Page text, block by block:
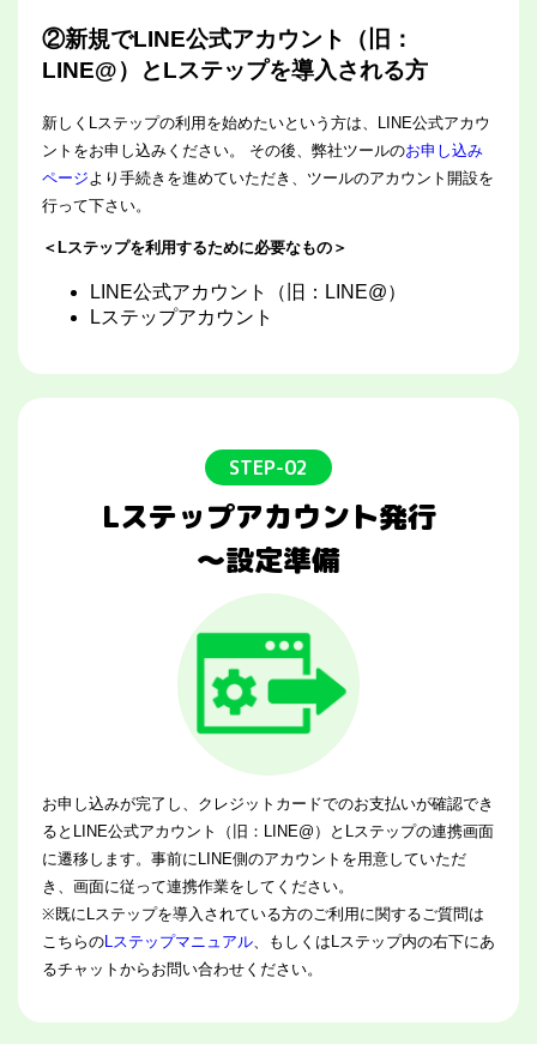
②新規でLINE公式アカウント（旧：
LINE@）とLステップを導入される方
新しくLステップの利用を始めたいという方は、LINE公式アカウ
ントをお申し込みください。 その後、弊社ツールのお申し込み
ページ より手続きを進めていただき、ツールのアカウント開設を
行って下さい。
＜Lステップを利用するために必要なもの＞
LINE公式アカウント（旧：LINE@）
Lステップアカウント
STEP-02
Lステップアカウント発行
～設定準備
お申し込みが完了し、クレジットカードでのお支払いが確認でき
るとLINE公式アカウント（旧：LINE@）とLステップの連携画面
に遷移します。事前にLINE側のアカウントを用意していただ
き、画面に従って連携作業をしてください。
※既にLステップを導入されている方のご利用に関するご質問は
こちらのLステップマニュアル、もしくはLステップ内の右下にあ
るチャットからお問い合わせください。